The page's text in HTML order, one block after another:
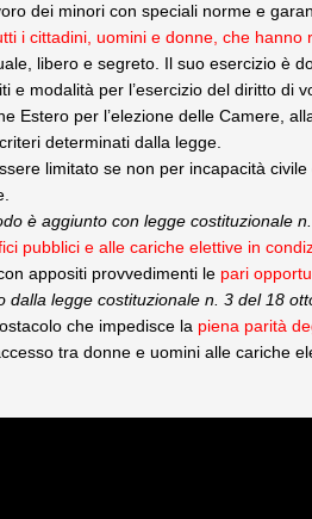
dei minori con speciali norme e
i cittadini, uomini e donne, che hanno
libero e segreto. Il suo esercizio è
e modalità per l’esercizio del diritto di
Estero per l’elezione delle Camere,
determinati dalla legge.
limitato se non per incapacità
è aggiunto con legge costituzionale
pubblici e alle cariche elettive in
appositi provvedimenti le pari
dalla legge costituzionale n. 3 del 18
che impedisce la piena parità
tra donne e uomini alle cariche